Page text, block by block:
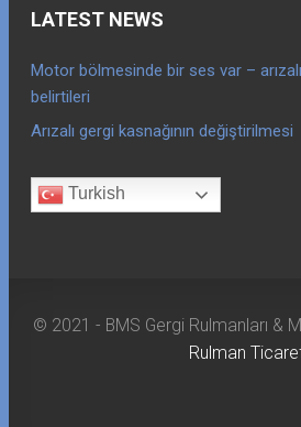
LATEST NEWS
Motor bölmesinde bir ses var –
belirtileri
Arızalı gergi kasnağının değiştirilmesi
Turkish
© 2021 - BMS Gergi Rulmanları &
Rulman